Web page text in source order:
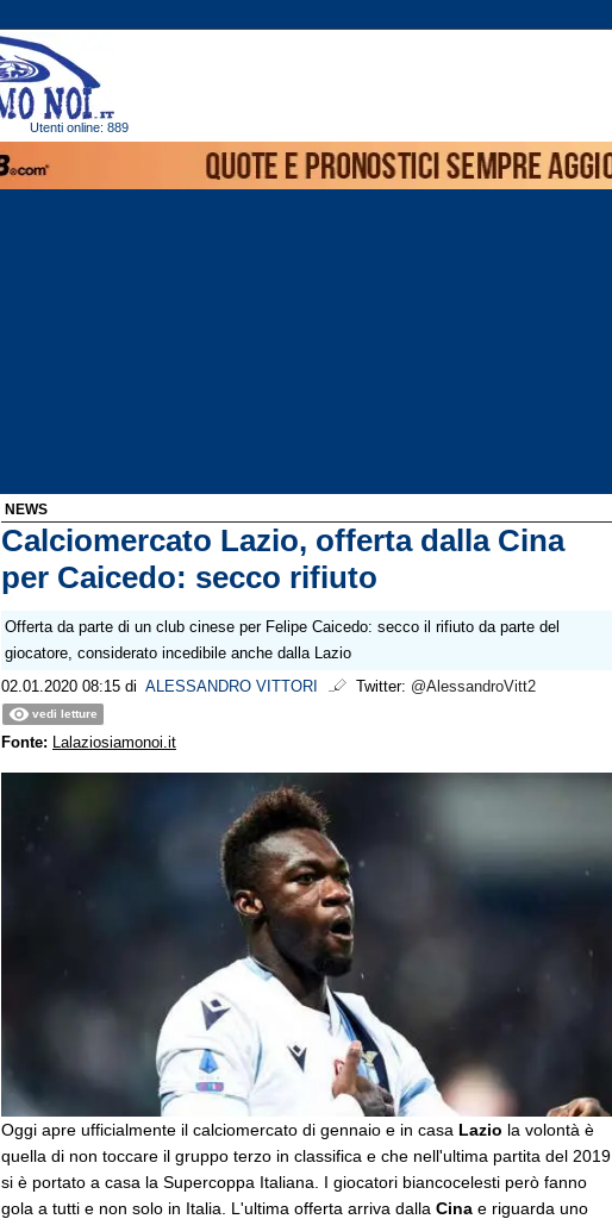
Utenti online: 889
NEWS
Calciomercato Lazio, offerta dalla Cina
per Caicedo: secco rifiuto
Offerta da parte di un club cinese per Felipe Caicedo: secco il rifiuto da parte del
giocatore, considerato incedibile anche dalla Lazio
02.01.2020 08:15 di ALESSANDRO VITTORI Twitter: @AlessandroVitt2
vedi letture
Fonte: Lalaziosiamonoi.it
Oggi apre ufficialmente il calciomercato di gennaio e in casa Lazio la volontà è
quella di non toccare il gruppo terzo in classifica e che nell'ultima partita del 2019
si è portato a casa la Supercoppa Italiana. I giocatori biancocelesti però fanno
gola a tutti e non solo in Italia. L'ultima offerta arriva dalla Cina e riguarda uno